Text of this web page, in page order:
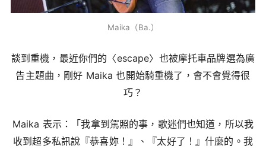
Maika（Ba.）
談到重機，最近你們的〈escape〉也被摩托車品牌選為廣
告主題曲，剛好 Maika 也開始騎重機了，會不會覺得很
巧？
Maika 表示：「我拿到駕照的事，歌迷們也知道，所以我
收到超多私訊說『恭喜妳！』、『太好了！』什麼的。我